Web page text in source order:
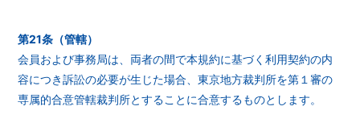
第21条（管轄）
会員および事務局は、両者の間で本規約に基づく利用契約の内
容につき訴訟の必要が生じた場合、東京地方裁判所を第１審の
専属的合意管轄裁判所とすることに合意するものとします。